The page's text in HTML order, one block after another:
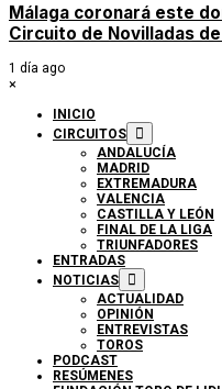
Málaga coronará este
Circuito de Novilladas
1 día ago
×
INICIO
CIRCUITOS
ANDALUCÍA
MADRID
EXTREMADURA
VALENCIA
CASTILLA Y LEÓN
FINAL DE LA LIGA
TRIUNFADORES
ENTRADAS
NOTICIAS
ACTUALIDAD
OPINIÓN
ENTREVISTAS
TOROS
PODCAST
RESÚMENES